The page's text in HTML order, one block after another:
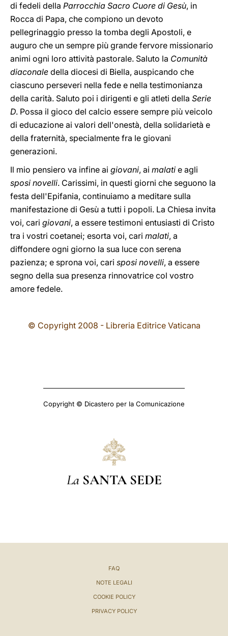
di fedeli della Parrocchia Sacro Cuore di Gesù, in
Rocca di Papa, che compiono un devoto
pellegrinaggio presso la tomba degli Apostoli, e
auguro che un sempre più grande fervore missionario
animi ogni loro attività pastorale. Saluto la Comunità
diaconale della diocesi di Biella, auspicando che
ciascuno perseveri nella fede e nella testimonianza
della carità. Saluto poi i dirigenti e gli atleti della Serie
D. Possa il gioco del calcio essere sempre più veicolo
di educazione ai valori dell'onestà, della solidarietà e
della fraternità, specialmente fra le giovani
generazioni.
Il mio pensiero va infine ai giovani, ai malati e agli
sposi novelli. Carissimi, in questi giorni che seguono la
festa dell'Epifania, continuiamo a meditare sulla
manifestazione di Gesù a tutti i popoli. La Chiesa invita
voi, cari giovani, a essere testimoni entusiasti di Cristo
tra i vostri coetanei; esorta voi, cari malati, a
diffondere ogni giorno la sua luce con serena
pazienza; e sprona voi, cari sposi novelli, a essere
segno della sua presenza rinnovatrice col vostro
amore fedele.
© Copyright 2008 - Libreria Editrice Vaticana
Copyright © Dicastero per la Comunicazione
La SANTA SEDE
FAQ
NOTE LEGALI
COOKIE POLICY
PRIVACY POLICY